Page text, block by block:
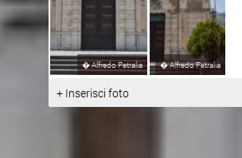
�Alfredo Petralia �Alfredo Petralia
+ Inserisci foto